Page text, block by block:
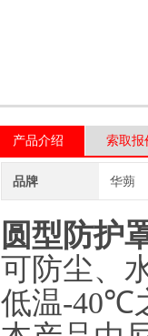
产品介绍 索取报
品牌 华蒴
圆型防护
可防尘、
低温-40℃